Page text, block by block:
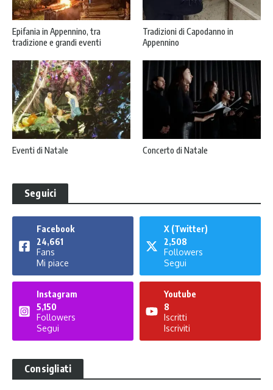
Epifania in Appennino, tra
tradizione e grandi eventi
Tradizioni di Capodanno in
Appennino
Eventi di Natale Concerto di Natale
Seguici
Facebook
24,661
Fans
Mi piace
X (Twitter)
2,508
Followers
Segui
Instagram
5,150
Followers
Segui
Youtube
8
Iscritti
Iscriviti
Consigliati